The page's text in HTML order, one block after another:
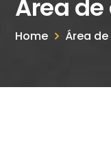
Área
Home Área